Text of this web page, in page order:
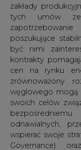
zakłady
tych umów
poszukujące
być nimi
kontrakty
cen na rynku
zrównoważony
węglowego mogą
swoich celów
odnawialnych,
wspierać swoje
Governance)